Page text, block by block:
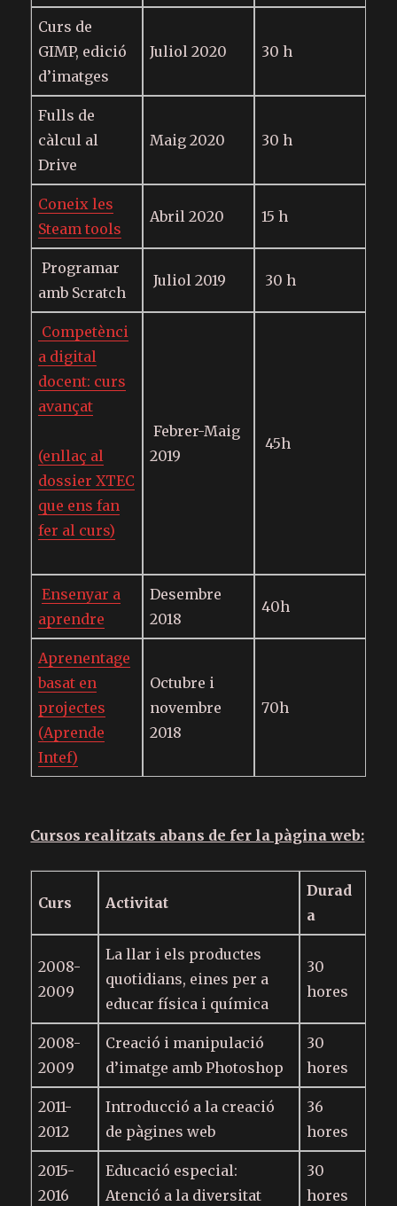
Curs de
GIMP, edició
d’imatges
Juliol 2020 30 h
Fulls de
càlcul al
Drive
Maig 2020 30 h
Coneix les
Steam tools
Abril 2020 15 h
Programar
amb Scratch
Juliol 2019 30 h
Competènci
a digital
docent: curs
avançat
(enllaç al
dossier XTEC
que ens fan
fer al curs)
Febrer-Maig
2019
45h
Ensenyar a
aprendre
Desembre
2018
40h
Aprenentage
basat en
projectes
(Aprende
Intef)
Octubre i
novembre
2018
70h
Cursos realitzats abans de fer la pàgina web:
Curs Activitat
Durad
a
2008-
2009
La llar i els productes
quotidians, eines per a
educar física i química
30
hores
2008-
2009
Creació i manipulació
d’imatge amb Photoshop
30
hores
2011-
2012
Introducció a la creació
de pàgines web
36
hores
2015-
2016
Educació especial:
Atenció a la diversitat
30
hores